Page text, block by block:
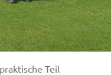
Teil